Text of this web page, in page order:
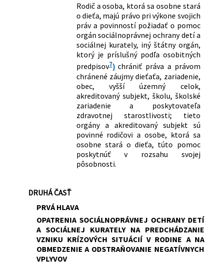
Rodič a osoba, ktorá sa osobne stará
o dieťa, majú právo pri výkone svojich
práv a povinností požiadať o pomoc
orgán sociálnoprávnej ochrany detí a
sociálnej kurately, iný štátny orgán,
ktorý je príslušný podľa osobitných
predpisov7)chrániť práva a právom
chránené záujmy dieťaťa, zariadenie,
obec, vyšší územný celok,
akreditovaný subjekt, školu, školské
zariadenie a poskytovateľa
zdravotnej starostlivosti; tieto
orgány a akreditovaný subjekt sú
povinné rodičovi a osobe, ktorá sa
osobne stará o dieťa, túto pomoc
poskytnúť v rozsahu svojej
pôsobnosti.
DRUHÁ ČASŤ
PRVÁ HLAVA
OPATRENIA SOCIÁLNOPRÁVNEJ OCHRANY DETÍ
A SOCIÁLNEJ KURATELY NA PREDCHÁDZANIE
VZNIKU KRÍZOVÝCH SITUÁCIÍ V RODINE A NA
OBMEDZENIE A ODSTRAŇOVANIE NEGATÍVNYCH
VPLYVOV